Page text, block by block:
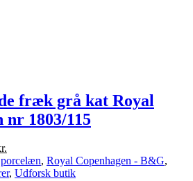
fræk grå kat Royal
nr 1803/115
aktuelle
pris
porcelæn, Royal Copenhagen - B&G,
, Udforsk butik